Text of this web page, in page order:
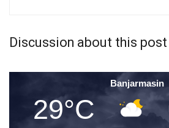
Discussion about this post
Banjarmasin
29°C